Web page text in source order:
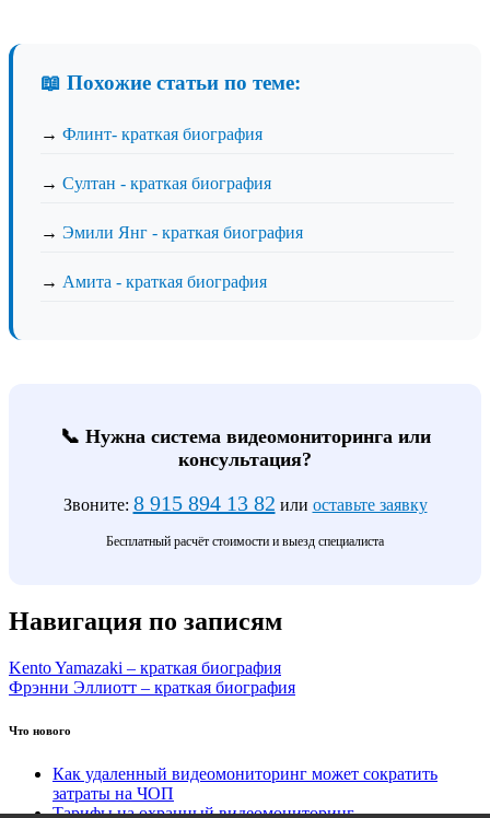
📖 Похожие статьи по теме:
→ Флинт- краткая биография
→ Султан - краткая биография
→ Эмили Янг - краткая биография
→ Амита - краткая биография
📞 Нужна система видеомониторинга или
консультация?
Звоните: 8 915 894 13 82 или оставьте заявку
Бесплатный расчёт стоимости и выезд специалиста
Навигация по записям
Kento Yamazaki – краткая биография
Фрэнни Эллиотт – краткая биография
Что нового
Как удаленный видеомониторинг может сократить
затраты на ЧОП
Тарифы на охранный видеомониторинг